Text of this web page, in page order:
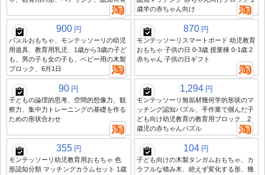
歳半の赤ちゃん向け
900 円
パズルおもちゃ、モンテッソーリの幼児
用道具、教育用乳児、1歳から3歳の子ど
も、男の子も女の子も、ベビー用の木製
ブロック、6月1日
870 円
モンテッソーリスマートボード 幼児教育
おもちゃ 子供の日 0-3歳 授業棟 0-1歳 2
赤ちゃん 子供の日ギフト
90 円
子どもの論理的思考、空間的想像力、観
察力、集中力トレーニングの基礎を作る
ための形状合わせ
1,294 円
モンテッソーリ無垢材幾何学的形状のマ
ッチング認知パズル、手作業で掴んだ子
ども向け幼児教育の教育用ブロック、2
歳児の赤ちゃんパズル
355 円
モンテッソーリ幼児教育用おもちゃ 色
形認知分類 マッチングカラムセット 1歳
104 円
子ども向けの木製タンガムおもちゃ、カ
ラフルな積み木、絶えず変化する形、幾